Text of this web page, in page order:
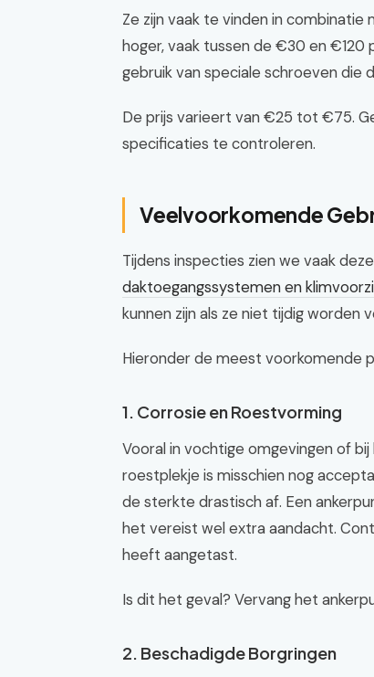
Ze zijn vaak te vinden in
hoger, vaak tussen de €30 en
gebruik van speciale schroeven die
De prijs varieert van €25 tot €75.
specificaties te controleren.
Veelvoorkomende
Tijdens inspecties zien we vaak
daktoegangssystemen en
kunnen zijn als ze niet tijdig worden
Hieronder de meest voorkomende
1. Corrosie en Roestvorming
Vooral in vochtige omgevingen of
roestplekje is misschien nog
de sterkte drastisch af. Een
het vereist wel extra aandacht.
heeft aangetast.
Is dit het geval? Vervang het
2. Beschadigde Borgringen